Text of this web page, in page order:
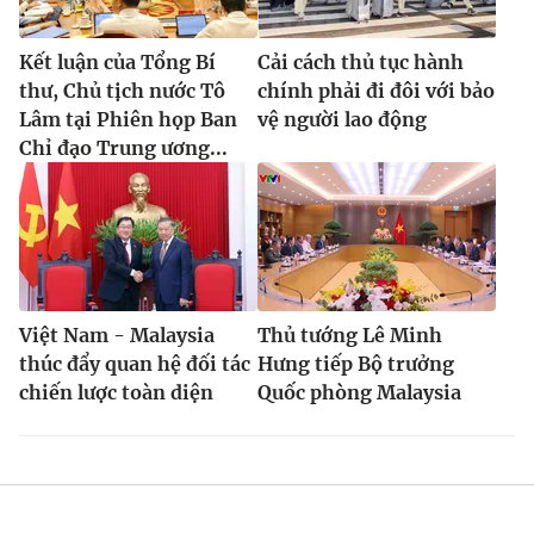
Kết luận của Tổng Bí
thư, Chủ tịch nước Tô
Lâm tại Phiên họp Ban
Chỉ đạo Trung ương...
Cải cách thủ tục hành
chính phải đi đôi với bảo
vệ người lao động
Việt Nam - Malaysia
thúc đẩy quan hệ đối tác
chiến lược toàn diện
Thủ tướng Lê Minh
Hưng tiếp Bộ trưởng
Quốc phòng Malaysia